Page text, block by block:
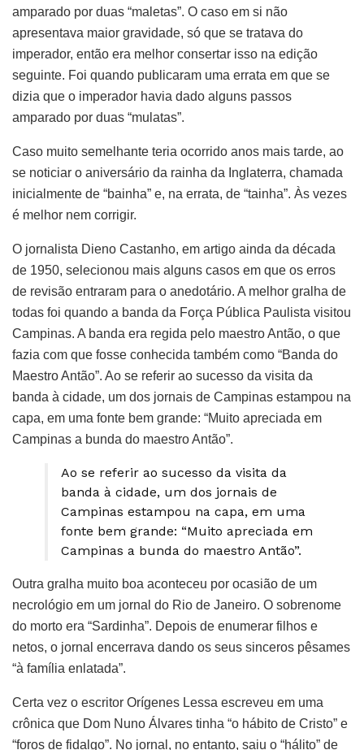
amparado por duas “maletas”. O caso em si não
apresentava maior gravidade, só que se tratava do
imperador, então era melhor consertar isso na edição
seguinte. Foi quando publicaram uma errata em que se
dizia que o imperador havia dado alguns passos
amparado por duas “mulatas”.
Caso muito semelhante teria ocorrido anos mais tarde, ao
se noticiar o aniversário da rainha da Inglaterra, chamada
inicialmente de “bainha” e, na errata, de “tainha”. Às vezes
é melhor nem corrigir.
O jornalista Dieno Castanho, em artigo ainda da década
de 1950, selecionou mais alguns casos em que os erros
de revisão entraram para o anedotário. A melhor gralha de
todas foi quando a banda da Força Pública Paulista visitou
Campinas. A banda era regida pelo maestro Antão, o que
fazia com que fosse conhecida também como “Banda do
Maestro Antão”. Ao se referir ao sucesso da visita da
banda à cidade, um dos jornais de Campinas estampou na
capa, em uma fonte bem grande: “Muito apreciada em
Campinas a bunda do maestro Antão”.
Ao se referir ao sucesso da visita da
banda à cidade, um dos jornais de
Campinas estampou na capa, em uma
fonte bem grande: “Muito apreciada em
Campinas a bunda do maestro Antão”.
Outra gralha muito boa aconteceu por ocasião de um
necrológio em um jornal do Rio de Janeiro. O sobrenome
do morto era “Sardinha”. Depois de enumerar filhos e
netos, o jornal encerrava dando os seus sinceros pêsames
“à família enlatada”.
Certa vez o escritor Orígenes Lessa escreveu em uma
crônica que Dom Nuno Álvares tinha “o hábito de Cristo” e
“foros de fidalgo”. No jornal, no entanto, saiu o “hálito” de